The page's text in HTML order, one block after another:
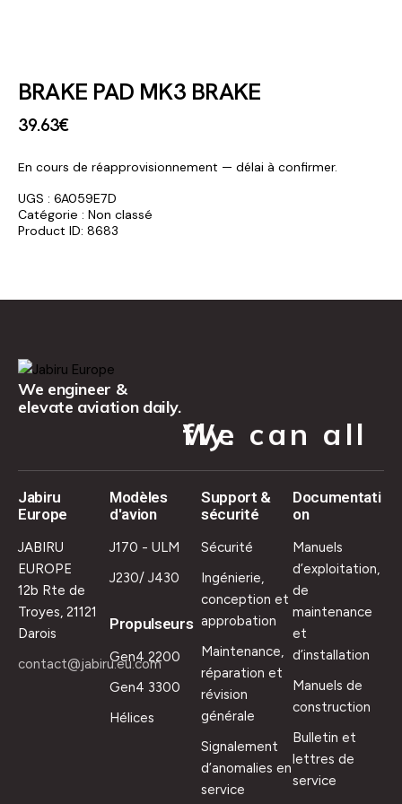
BRAKE PAD MK3 BRAKE
39.63€
En cours de réapprovisionnement — délai à confirmer.
UGS : 6A059E7D
Catégorie : Non classé
Product ID: 8683
We engineer &
elevate aviation daily.
We can all fly.
Jabiru
Europe
JABIRU
EUROPE
12b Rte de
Troyes, 21121
Darois
contact@jabiru.eu.com
Modèles
d'avion
J170 - ULM
J230/ J430
Propulseurs
Gen4 2200
Gen4 3300
Hélices
Support &
sécurité
Sécurité
Ingénierie,
conception et
approbation
Maintenance,
réparation et
révision
générale
Signalement
d’anomalies en
service
Documentati
on
Manuels
d’exploitation,
de
maintenance
et
d’installation
Manuels de
construction
Bulletin et
lettres de
service